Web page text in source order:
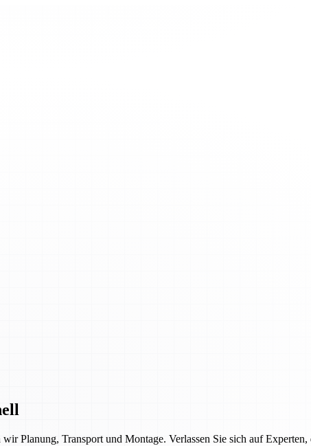
Planung, Transport und Montage. Verlassen Sie sich auf